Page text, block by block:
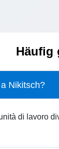
Häufig
Nikitsch?
di lavoro